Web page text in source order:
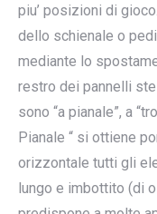
piu’ posizioni di
dello schienale o
mediante lo
restro dei pannelli
sono “a pianale”, a
Pianale “ si ottiene
orizzontale tutti gli
lungo e imbottito (di